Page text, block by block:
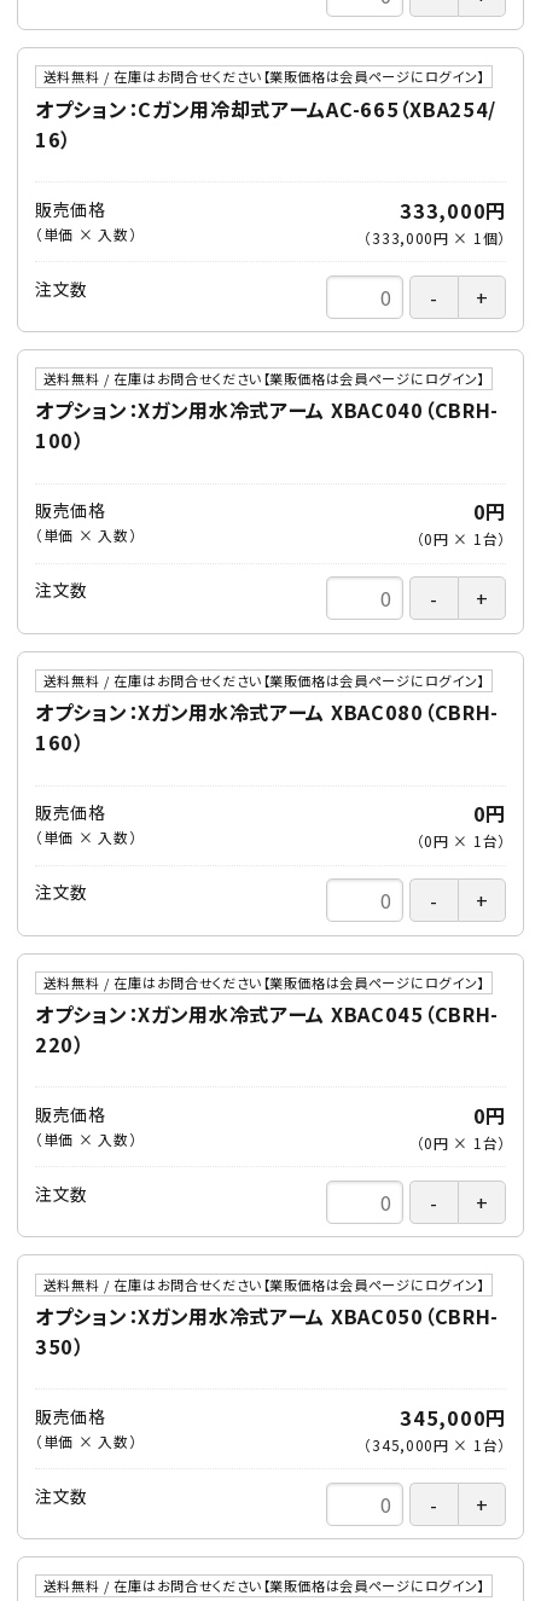
送料無料 / 在庫はお問合せください【業販価格は会員ページにログイン】
オプション：Cガン用冷却式アームAC-665（XBA254/
16）
販売価格
（単価 × 入数）
333,000円
（333,000円 × 1 個）
注文数
送料無料 / 在庫はお問合せください【業販価格は会員ページにログイン】
オプション：Xガン用水冷式アーム XBAC040（CBRH-
100）
販売価格
（単価 × 入数）
0円
（0円 × 1 台）
注文数
送料無料 / 在庫はお問合せください【業販価格は会員ページにログイン】
オプション：Xガン用水冷式アーム XBAC080（CBRH-
160）
販売価格
（単価 × 入数）
0円
（0円 × 1 台）
注文数
送料無料 / 在庫はお問合せください【業販価格は会員ページにログイン】
オプション：Xガン用水冷式アーム XBAC045（CBRH-
220）
販売価格
（単価 × 入数）
0円
（0円 × 1 台）
注文数
送料無料 / 在庫はお問合せください【業販価格は会員ページにログイン】
オプション：Xガン用水冷式アーム XBAC050（CBRH-
350）
販売価格
（単価 × 入数）
345,000円
（345,000円 × 1 台）
注文数
送料無料 / 在庫はお問合せください【業販価格は会員ページにログイン】